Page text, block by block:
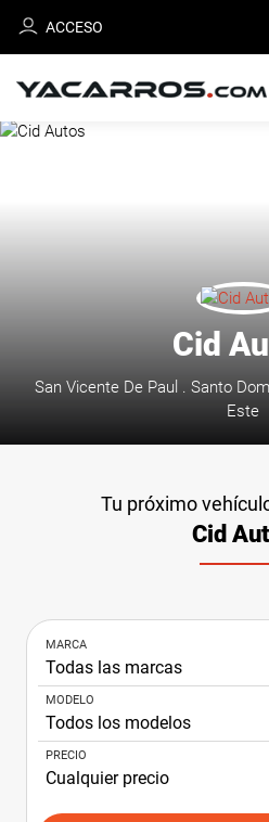
ACCESO
Cid
San Vicente De Paul . Santo
Este
Tu próximo
Cid
MARCA
MODELO
PRECIO